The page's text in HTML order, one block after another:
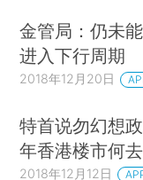
金管局：仍未
进入下行周期
2018年12月20日
特首说勿幻想
年香港楼市何
2018年12月12日